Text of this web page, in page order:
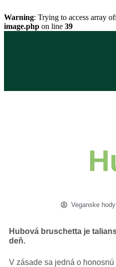
Warning: Trying to access array
image.php on line 39
Veganske hody
Hubová bruschetta je
deň.
V zásade sa jedná o